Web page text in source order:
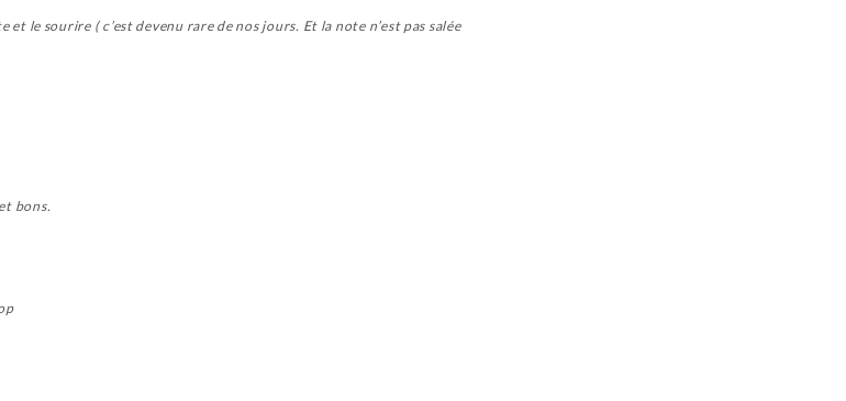
le sourire ( c’est devenu rare de nos jours. Et la note n’est pas salée
bons.